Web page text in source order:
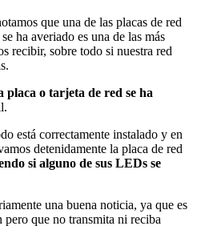
que una de las placas de red
ha averiado es una de las más
recibir, sobre todo si nuestra red
placa o tarjeta de red se ha
está correctamente instalado y en
detenidamente la placa de red
si alguno de sus LEDs se
una buena noticia, ya que es
pero que no transmita ni reciba